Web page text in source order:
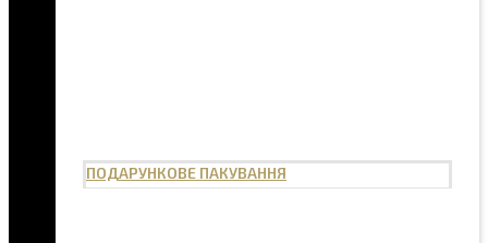
ПОДАРУНКОВЕ ПАКУВАННЯ